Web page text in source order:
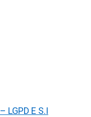
LGPD E S.I